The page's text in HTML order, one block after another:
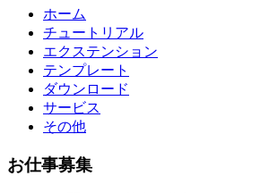
ホーム
チュートリアル
エクステンション
テンプレート
ダウンロード
サービス
その他
お仕事募集